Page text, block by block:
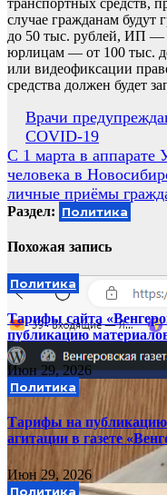
транспортных средств,
случае гражданам будут
до 50 тыс. рублей, ИП —
юрлицам — от 100 тыс.
или видеофиксации
средства должен будет
Навигация
по
записям
Врачи
COVID-19
С 1 марта в аппарате
человека в
личные приёмы
Раздел: Политика
Похожая запись
Политика
Тарифы сайта
публикацию
Июн 29, 2026
Политика
Тарифы на
агитации в газете
Июн 29, 2026
Политика